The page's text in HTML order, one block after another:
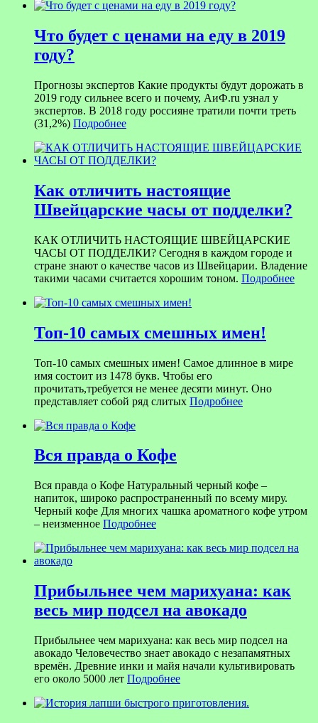
Что будет с ценами на еду в 2019
году?
Прогнозы экспертов Какие продукты будут дорожать в
2019 году сильнее всего и почему, АиФ.ru узнал у
экспертов. В 2018 году россияне тратили почти треть
(31,2%) Подробнее
Как отличить настоящие
Швейцарские часы от подделки?
КАК ОТЛИЧИТЬ НАСТОЯЩИЕ ШВЕЙЦАРСКИЕ
ЧАСЫ ОТ ПОДДЕЛКИ? Сегодня в каждом городе и
стране знают о качестве часов из Швейцарии. Владение
такими часами считается хорошим тоном. Подробнее
Топ-10 самых смешных имен!
Топ-10 самых смешных имен! Самое длинное в мире
имя состоит из 1478 букв. Чтобы его
прочитать,требуется не менее десяти минут. Оно
представляет собой ряд слитых Подробнее
Вся правда о Кофе
Вся правда о Кофе Натуральный черный кофе –
напиток, широко распространенный по всему миру.
Черный кофе Для многих чашка ароматного кофе утром
– неизменное Подробнее
Прибыльнее чем марихуана: как
весь мир подсел на авокадо
Прибыльнее чем марихуана: как весь мир подсел на
авокадо Человечество знает авокадо с незапамятных
времён. Древние инки и майя начали культивировать
его около 5000 лет Подробнее